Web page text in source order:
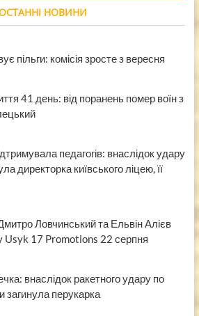
НОВИНИ
пільги: комісія зросте з вересня
41 день: від поранень помер воїн з
педагогів: внаслідок удару
директорка київського ліцею, її
Ловчинський та Ельвін Алієв
Usyk 17 Promotions 22 серпня
внаслідок ракетного удару по
загинула перукарка